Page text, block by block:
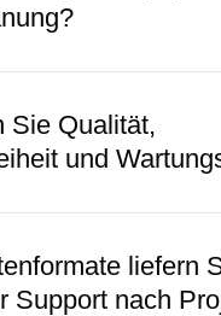
Sie Qualität,
und
liefern
Support nach